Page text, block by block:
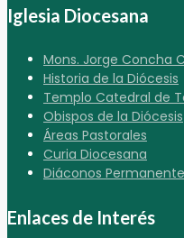
Iglesia Diocesana
Mons. Jorge Concha
Historia de la Diócesis
Templo Catedral de
Obispos de la Diócesis
Áreas Pastorales
Curia Diocesana
Diáconos
Enlaces de Interés